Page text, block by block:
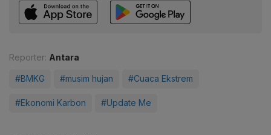
Reporter: Antara
#BMKG #musim hujan #Cuaca Ekstrem
#Ekonomi Karbon #Update Me